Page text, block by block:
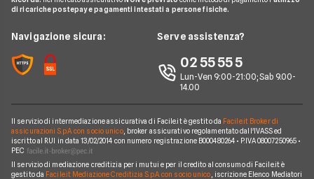
News
Redazione
Ufficio Stampa
Servizio Clienti
Reclami
Mappa del sito
Facile.it Corporate
Noleggio lungo termine veicoli commerciali
Citroen
Jeep
Cupra
Scoprile tutte
FIAT TOPOLINO
LEAPMOTOR B10 reev
AUDI SQ8
FORD Tourneo Courier
BMW Serie 3 SW
AUDI A3 Sportback
MINI Cooper
Arval
Ayvens
UnipolRental
Tutte le compagnie
di ricariche postepay e pagamenti intestati a persone fisiche.
Navigazione sicura: Serve assistenza?
02 55 55 5
Lun-Ven 9:00-21:00; Sab 9.00-
14.00
Il servizio di intermediazione assicurativa di Facile.it è gestito da Facile.it Broker di
assicurazioni S.p.A. con socio unico, broker assicurativo regolamentato dall'IVASS ed
iscritto al RUI in data 13/02/2014 con numero registrazione B000480264 • P.IVA 08007250965 •
PEC
Il servizio di mediazione creditizia per i mutui e per il credito al consumo di Facile.it è
gestito da Facile.it Mediazione Creditizia S.p.A. con socio unico , iscrizione Elenco Mediatori